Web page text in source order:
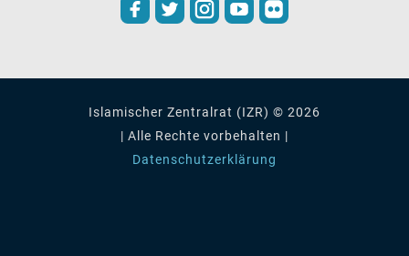
Islamischer Zentralrat (IZR) © 2026
| Alle Rechte vorbehalten |
Datenschutzerklärung